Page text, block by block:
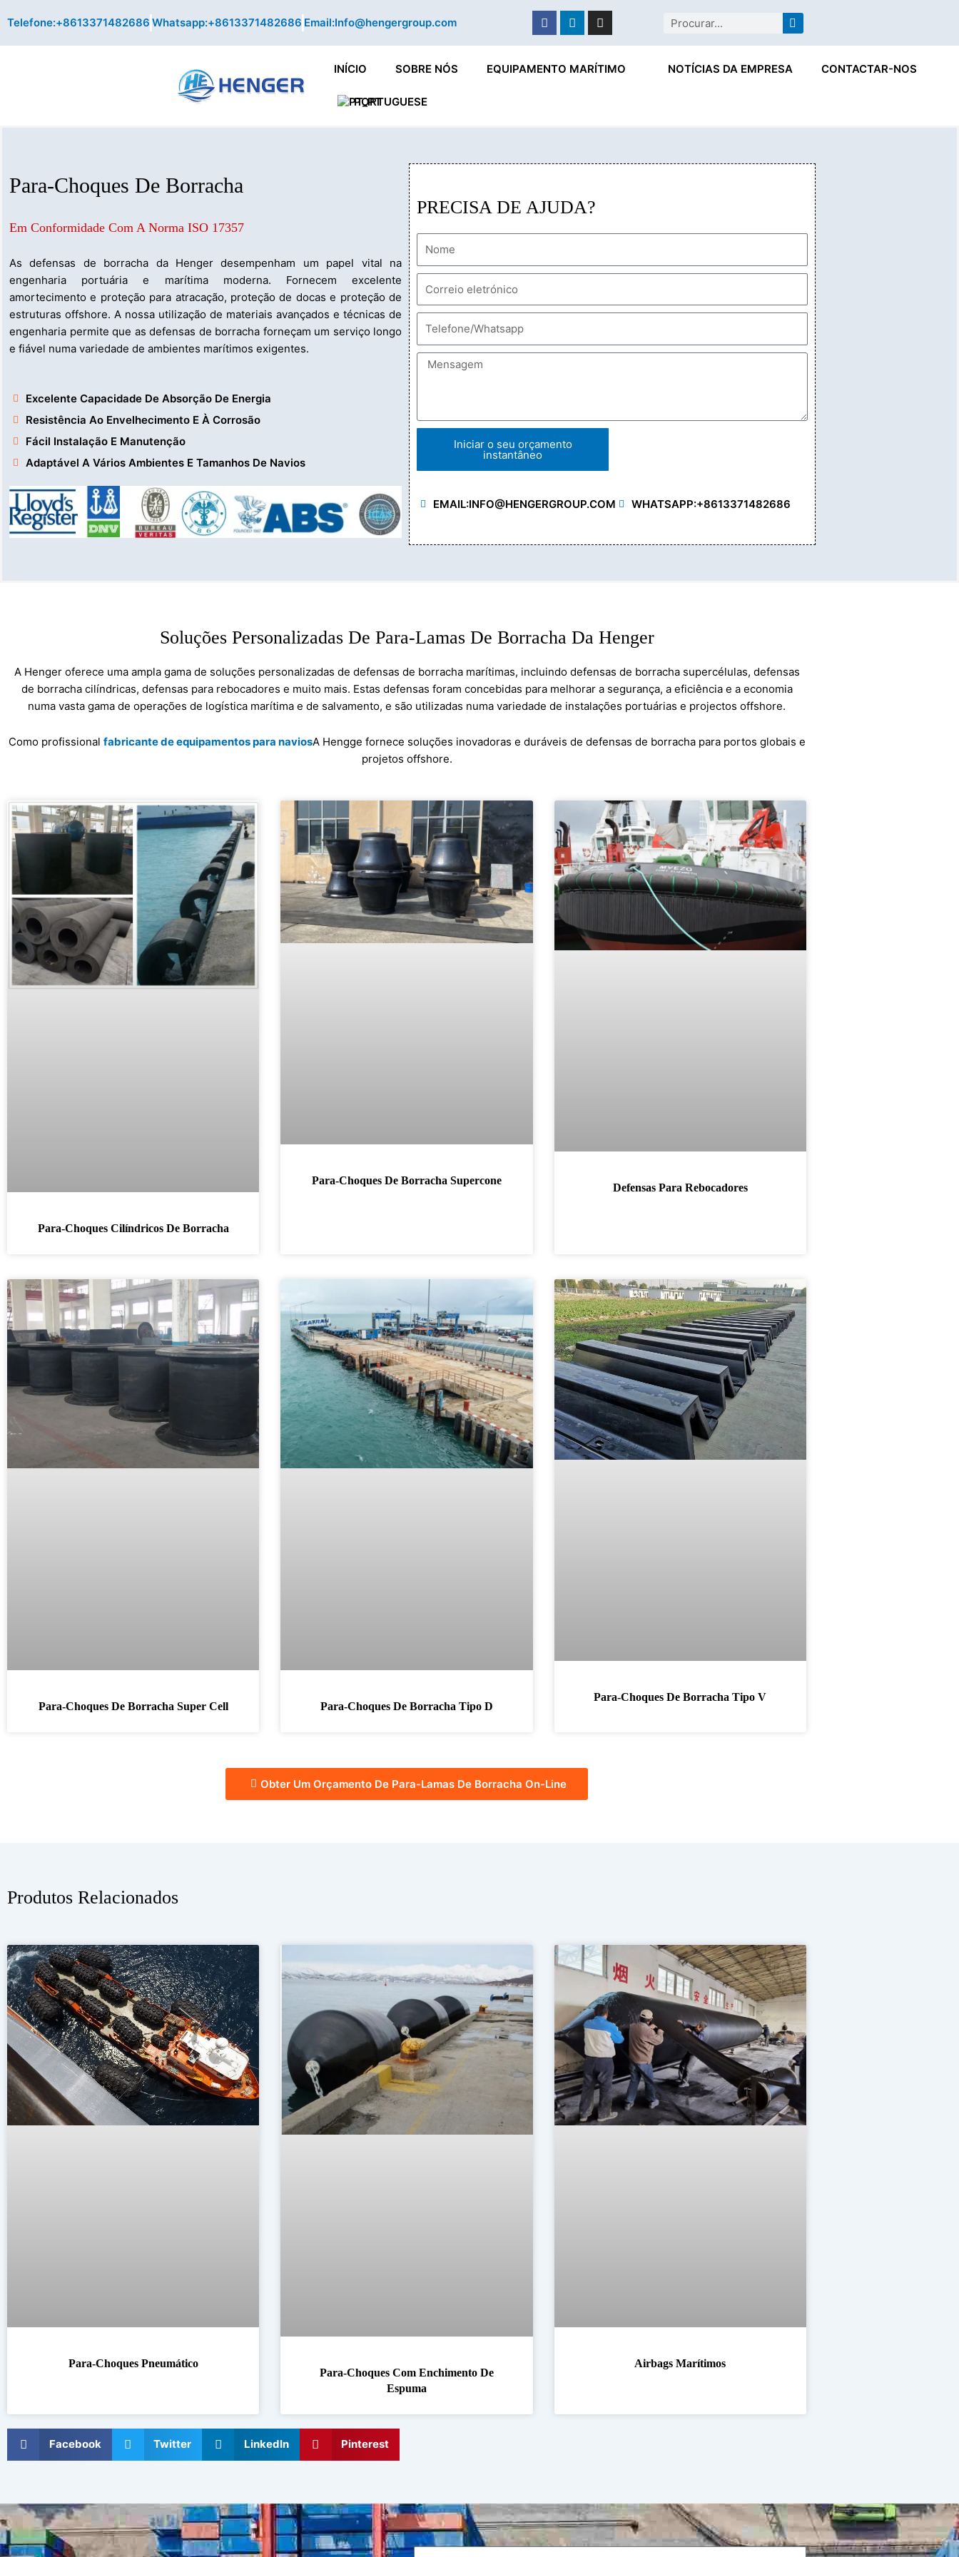
toTelefone:+8613371482686 Whatsapp:+8613371482686 Email:Info@hengergroup.com Facebook
LinkedinInstagram Procurar
INÍCIO SOBRE NÓS EQUIPAMENTO MARÍTIMO NOTÍCIAS DA EMPRESA CONTACTAR-NOS
PORTUGUESE
Para-Choques De Borracha
Em Conformidade Com A Norma ISO 17357
As defensas de borracha da Henger desempenham um papel vital na
engenharia portuária e marítima moderna. Fornecem excelente
amortecimento e proteção para atracação, proteção de docas e proteção de
estruturas offshore. A nossa utilização de materiais avançados e técnicas de
engenharia permite que as defensas de borracha forneçam um serviço longo
e fiável numa variedade de ambientes marítimos exigentes.
Excelente Capacidade De Absorção De Energia
Resistência Ao Envelhecimento E À Corrosão
Fácil Instalação E Manutenção
Adaptável A Vários Ambientes E Tamanhos De Navios
PRECISA DE AJUDA?
Iniciar o seu orçamento
instantâneo
EMAIL:INFO@HENGERGROUP.COM WHATSAPP:+8613371482686
Soluções Personalizadas De Para-Lamas De Borracha Da Henger
A Henger oferece uma ampla gama de soluções personalizadas de defensas de borracha marítimas, incluindo defensas de borracha supercélulas, defensas
de borracha cilíndricas, defensas para rebocadores e muito mais. Estas defensas foram concebidas para melhorar a segurança, a eficiência e a economia
numa vasta gama de operações de logística marítima e de salvamento, e são utilizadas numa variedade de instalações portuárias e projectos offshore.
Como profissional fabricante de equipamentos para naviosA Hengge fornece soluções inovadoras e duráveis de defensas de borracha para portos globais e
projetos offshore.
Para-Choques Cilíndricos De Borracha
Para-Choques De Borracha Supercone
Defensas Para Rebocadores
Para-Choques De Borracha Super Cell Para-Choques De Borracha Tipo D
Para-Choques De Borracha Tipo V
Obter Um Orçamento De Para-Lamas De Borracha On-Line
Produtos Relacionados
Para-Choques Pneumático
Para-Choques Com Enchimento De
Espuma
Airbags Marítimos
Facebook Twitter LinkedIn Pinterest